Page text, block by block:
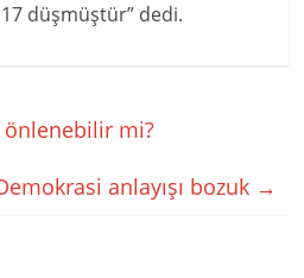
düşmüştür” dedi.
mi?
anlayışı bozuk →